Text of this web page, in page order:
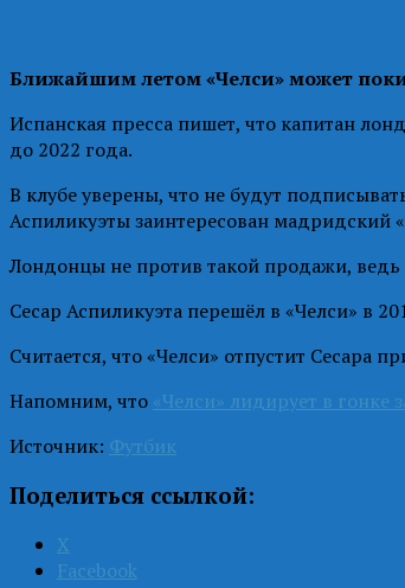
Ближайшим летом «Челси» может
Испанская пресса пишет, что капитан
до 2022 года.
В клубе уверены, что не будут
Аспиликуэты заинтересован мадридский
Лондонцы не против такой продажи, ведь
Сесар Аспиликуэта перешёл в «Челси» в
Считается, что «Челси» отпустит Сесара
Напомним, что «Челси» лидирует в гонке
Источник: Футбик
Поделиться ссылкой:
X
Facebook